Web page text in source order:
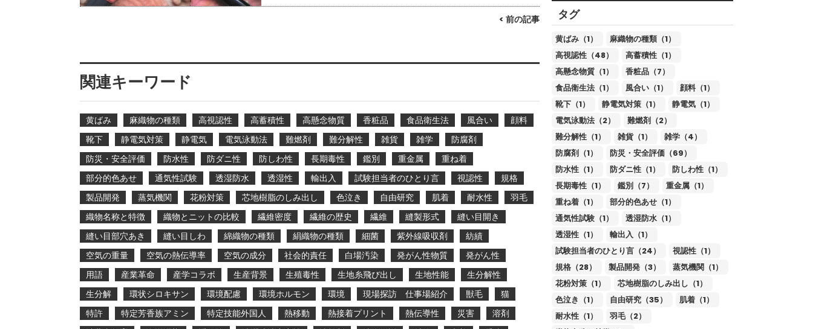
< 前の記事
関連キーワード
黄ばみ 麻織物の種類 高視認性 高蓄積性 高懸念物質 香粧品 食品衛生法 風合い
顔料
靴下
静電気対策 静電気 電気泳動法 難燃剤 難分解性 雑貨 雑学
防腐剤
防災・安全評価
防水性 防ダニ性 防しわ性 長期毒性 鑑別 重金属
重ね着
部分的色あせ
通気性試験 透湿防水 透湿性 輸出入 試験担当者のひとり言 視認性
規格
製品開発
蒸気機関 花粉対策 芯地樹脂のしみ出し 色泣き 自由研究 肌着 耐水性
羽毛
織物名称と特徴
織物とニットの比較 繊維密度 繊維の歴史 繊維 縫製形式
縫い目開き
縫い目部穴あき
縫い目しわ 綿織物の種類 絹織物の種類 細菌 紫外線吸収剤
紡績
空気の重量
空気の熱伝導率 空気の成分 社会的責任 白場汚染 発がん性物質
発がん性
用語
産業革命 産学コラボ 生産背景 生殖毒性 生地糸飛び出し 生地性能
生分解性
生分解
環状シロキサン 環境配慮 環境ホルモン 環境 現場探訪 仕事場紹介 獣毛
猫
特許
特定芳香族アミン 特定技能外国人 熱移動 熱接着プリント 熱伝導性 災害
溶剤
タグ
黄ばみ（1）
麻織物の種類（1）
高視認性（48）
高蓄積性（1）
高懸念物質（1）
香粧品（7）
食品衛生法（1）
風合い（1）
顔料（1）
靴下（1）
静電気対策（1）
静電気（1）
電気泳動法（2）
難燃剤（2）
難分解性（1）
雑貨（1）
雑学（4）
防腐剤（1）
防災・安全評価（69）
防水性（1）
防ダニ性（1）
防しわ性（1）
長期毒性（1）
鑑別（7）
重金属（1）
重ね着（1）
部分的色あせ（1）
通気性試験（1）
透湿防水（1）
透湿性（1）
輸出入（1）
試験担当者のひとり言（24）
視認性（1）
規格（28）
製品開発（3）
蒸気機関（1）
花粉対策（1）
芯地樹脂のしみ出し（1）
色泣き（1）
自由研究（35）
肌着（1）
耐水性（1）
羽毛（2）